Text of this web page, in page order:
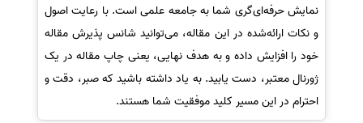
نمایش حرفه‌ای‌گری شما به جامعه علمی است. با رعایت اصول
و نکات ارائه‌شده در این مقاله، می‌توانید شانس پذیرش مقاله
خود را افزایش داده و به هدف نهایی، یعنی چاپ مقاله در یک
ژورنال معتبر، دست یابید. به یاد داشته باشید که صبر، دقت و
احترام در این مسیر کلید موفقیت شما هستند.